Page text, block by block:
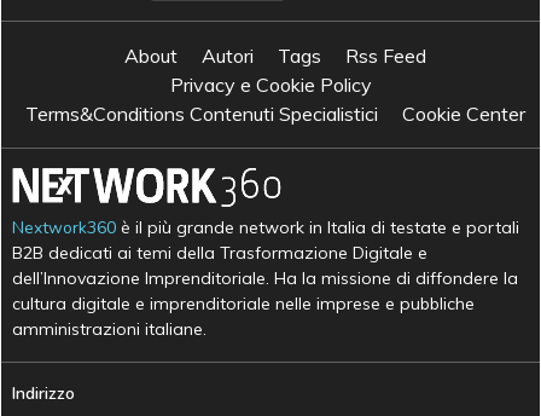
About Autori Tags
Rss Feed
Privacy e Cookie Policy
Terms&Conditions Contenuti Specialistici
Cookie Center
Nextwork360 è il più grande network in Italia di testate e portali
B2B dedicati ai temi della Trasformazione Digitale e
dell’Innovazione Imprenditoriale. Ha la missione di diffondere la
cultura digitale e imprenditoriale nelle imprese e pubbliche
amministrazioni italiane.
Indirizzo